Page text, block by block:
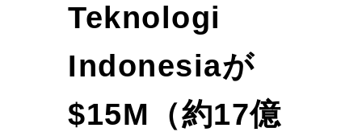
Teknologi
Indonesiaが
$15M（約17億